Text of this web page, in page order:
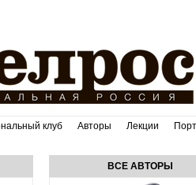
клуб Авторы Лекции
ВСЕ АВТОРЫ